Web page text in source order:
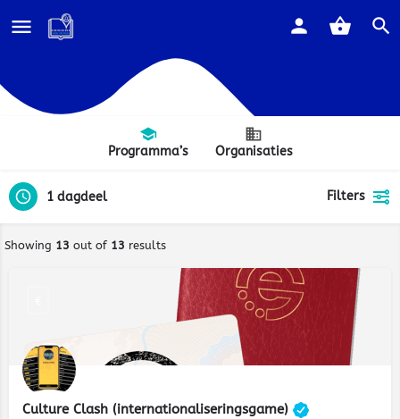
Programma’s Organisaties
1 dagdeel Filters
Showing 13 out of 13 results
Culture Clash (internationaliseringsgame)